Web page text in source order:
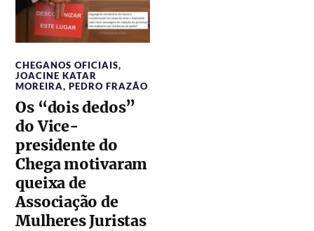
CHEGANOS OFICIAIS,
JOACINE KATAR
MOREIRA,PEDRO FRAZÃO
Os “dois dedos”
do Vice-
presidente do
Chega motivaram
queixa de
Associação de
Mulheres Juristas